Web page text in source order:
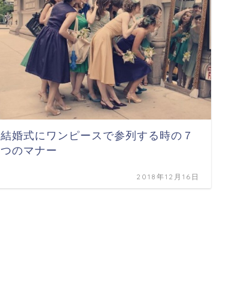
結婚式にワンピースで参列する時の７
つのマナー
2018年12月16日